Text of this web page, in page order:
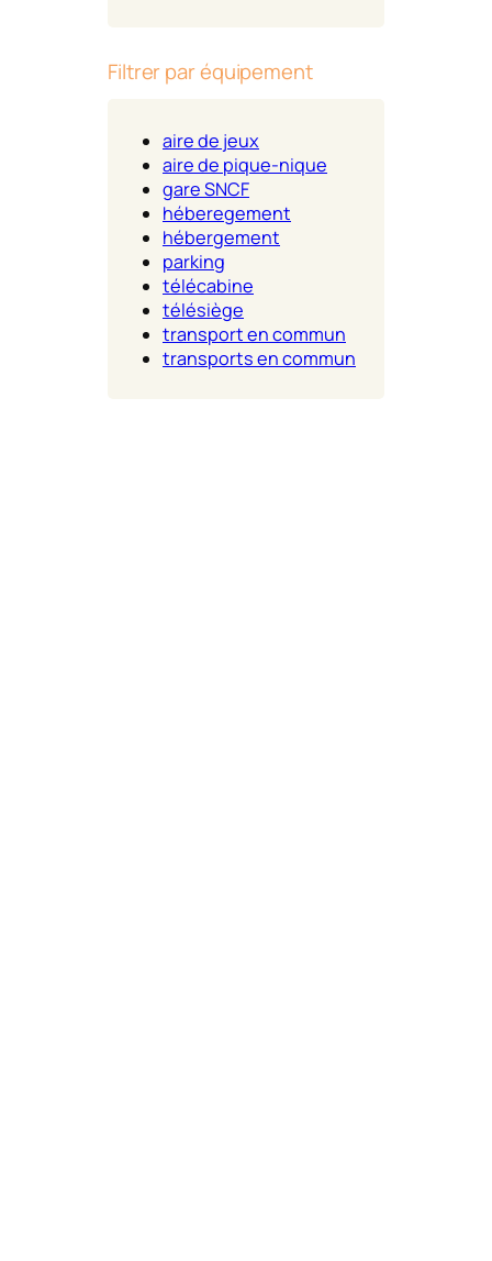
Filtrer par équipement
aire de jeux
aire de pique-nique
gare SNCF
héberegement
hébergement
parking
télécabine
télésiège
transport en commun
transports en commun